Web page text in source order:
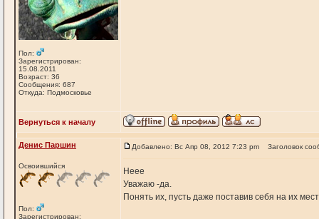
Пол:
Зарегистрирован:
15.08.2011
Возраст: 36
Сообщения: 687
Откуда: Подмосковье
Вернуться к началу
Денис Паршин
Освоившийся
Пол:
Зарегистрирован:
Добавлено: Вс Апр 08, 2012 7:23 pm Заголовок
Неее
Уважаю -да.
Понять их, пусть даже поставив себя на их